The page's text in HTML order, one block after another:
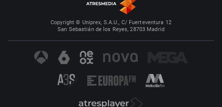
Copyright © Uniprex, S.A.U., C/ Fuerteventura 12
San Sebastián de los Reyes, 28703 Madrid